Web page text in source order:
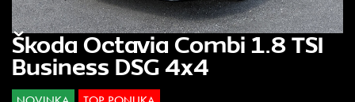
Škoda Octavia Combi 1.8 TSI
Business DSG 4x4